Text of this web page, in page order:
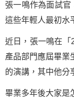
張一鳴作為面試官
這些年輕人最初水
近日，張一鳴在「
產品部門應屆畢業
的演講，其中他分
畢業多年後大家是